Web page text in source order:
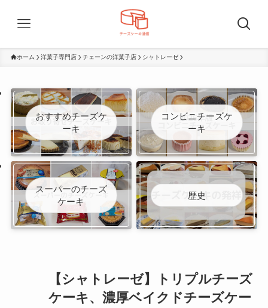
ホーム 洋菓子専門店 チェーンの洋菓子店 シャトレーゼ
おすすめチーズケ
ーキ
コンビニチーズケ
ーキ
スーパーのチーズ
ケーキ
歴史
【シャトレーゼ】トリプルチーズ
ケーキ、濃厚ベイクドチーズケー